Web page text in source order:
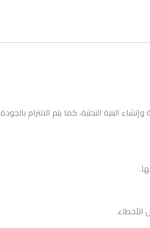
البنية التحتية، كما يتم الالتزام بالجودة